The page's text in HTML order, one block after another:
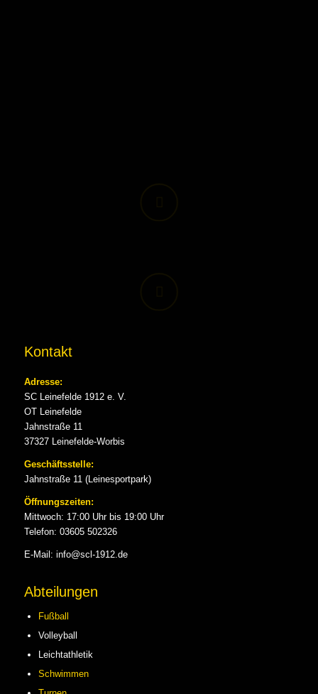
Kontakt
Adresse:
SC Leinefelde 1912 e. V.
OT Leinefelde
Jahnstraße 11
37327 Leinefelde-Worbis
Geschäftsstelle:
Jahnstraße 11 (Leinesportpark)
Öffnungszeiten:
Mittwoch: 17:00 Uhr bis 19:00 Uhr
Telefon: 03605 502326
E-Mail: info@scl-1912.de
Abteilungen
Fußball
Volleyball
Leichtathletik
Schwimmen